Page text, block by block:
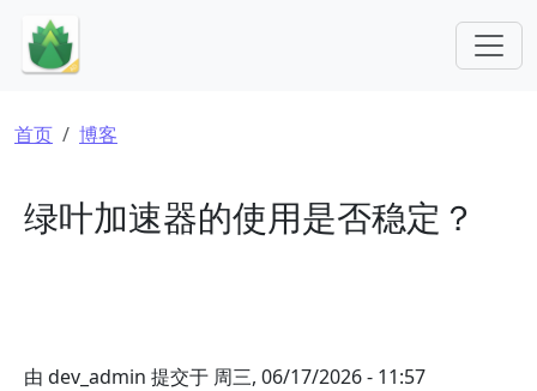
跳转到主要内容
面包屑
首页 博客
绿叶加速器的使用是否稳定？
由 dev_admin 提交于 周三, 06/17/2026 - 11:57